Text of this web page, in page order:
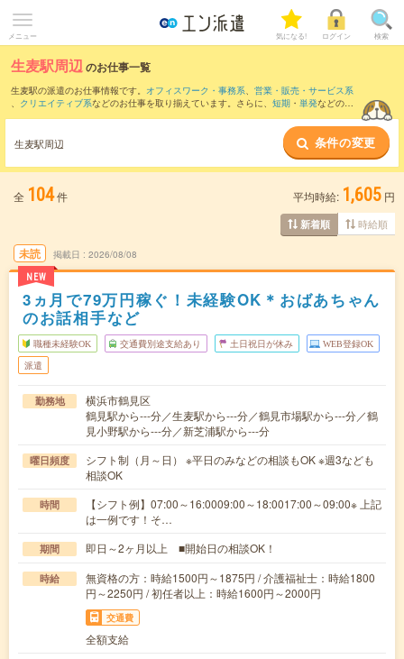
メニュー 気になる! ログイン 検索
生麦駅周辺のお仕事一覧
生麦駅の派遣のお仕事情報です。 オフィスワーク・事務系、 営業・販売・サービス系
、 クリエイティブ系などのお仕事を取り揃えています。さらに、 短期 ・ 単発などの期
また、横浜駅
など近隣駅のお仕事も
ご確認いただけます。
生麦駅周辺 条件の変更
全 104件 平均時給: 1,605 円
新着順 時給順
未読
NEW
掲載日 2026/08/08
3ヵ月で79万円稼ぐ！未経験OK＊おばあちゃん
のお話相手など
職種未経験OK 交通費別途支給あり 土日祝日が休み WEB登録OK
派遣
勤務地
横浜市鶴見区
鶴見駅から---分／生麦駅から---分／鶴見市場駅から---分／鶴
見小野駅から---分／新芝浦駅から---分
曜日頻度
シフト制（月～日） ※平日のみなどの相談もOK ※週3なども
相談OK
時間
【シフト例】07:00～16:0009:00～18:0017:00～09:00※ 上記
は一例です！そ…
期間 即日～2ヶ月以上 ■開始日の相談OK！
時給
無資格の方：時給1500円～1875円 / 介護福祉士：時給1800
円～2250円 / 初任者以上：時給1600円～2000円
交通費
全額支給